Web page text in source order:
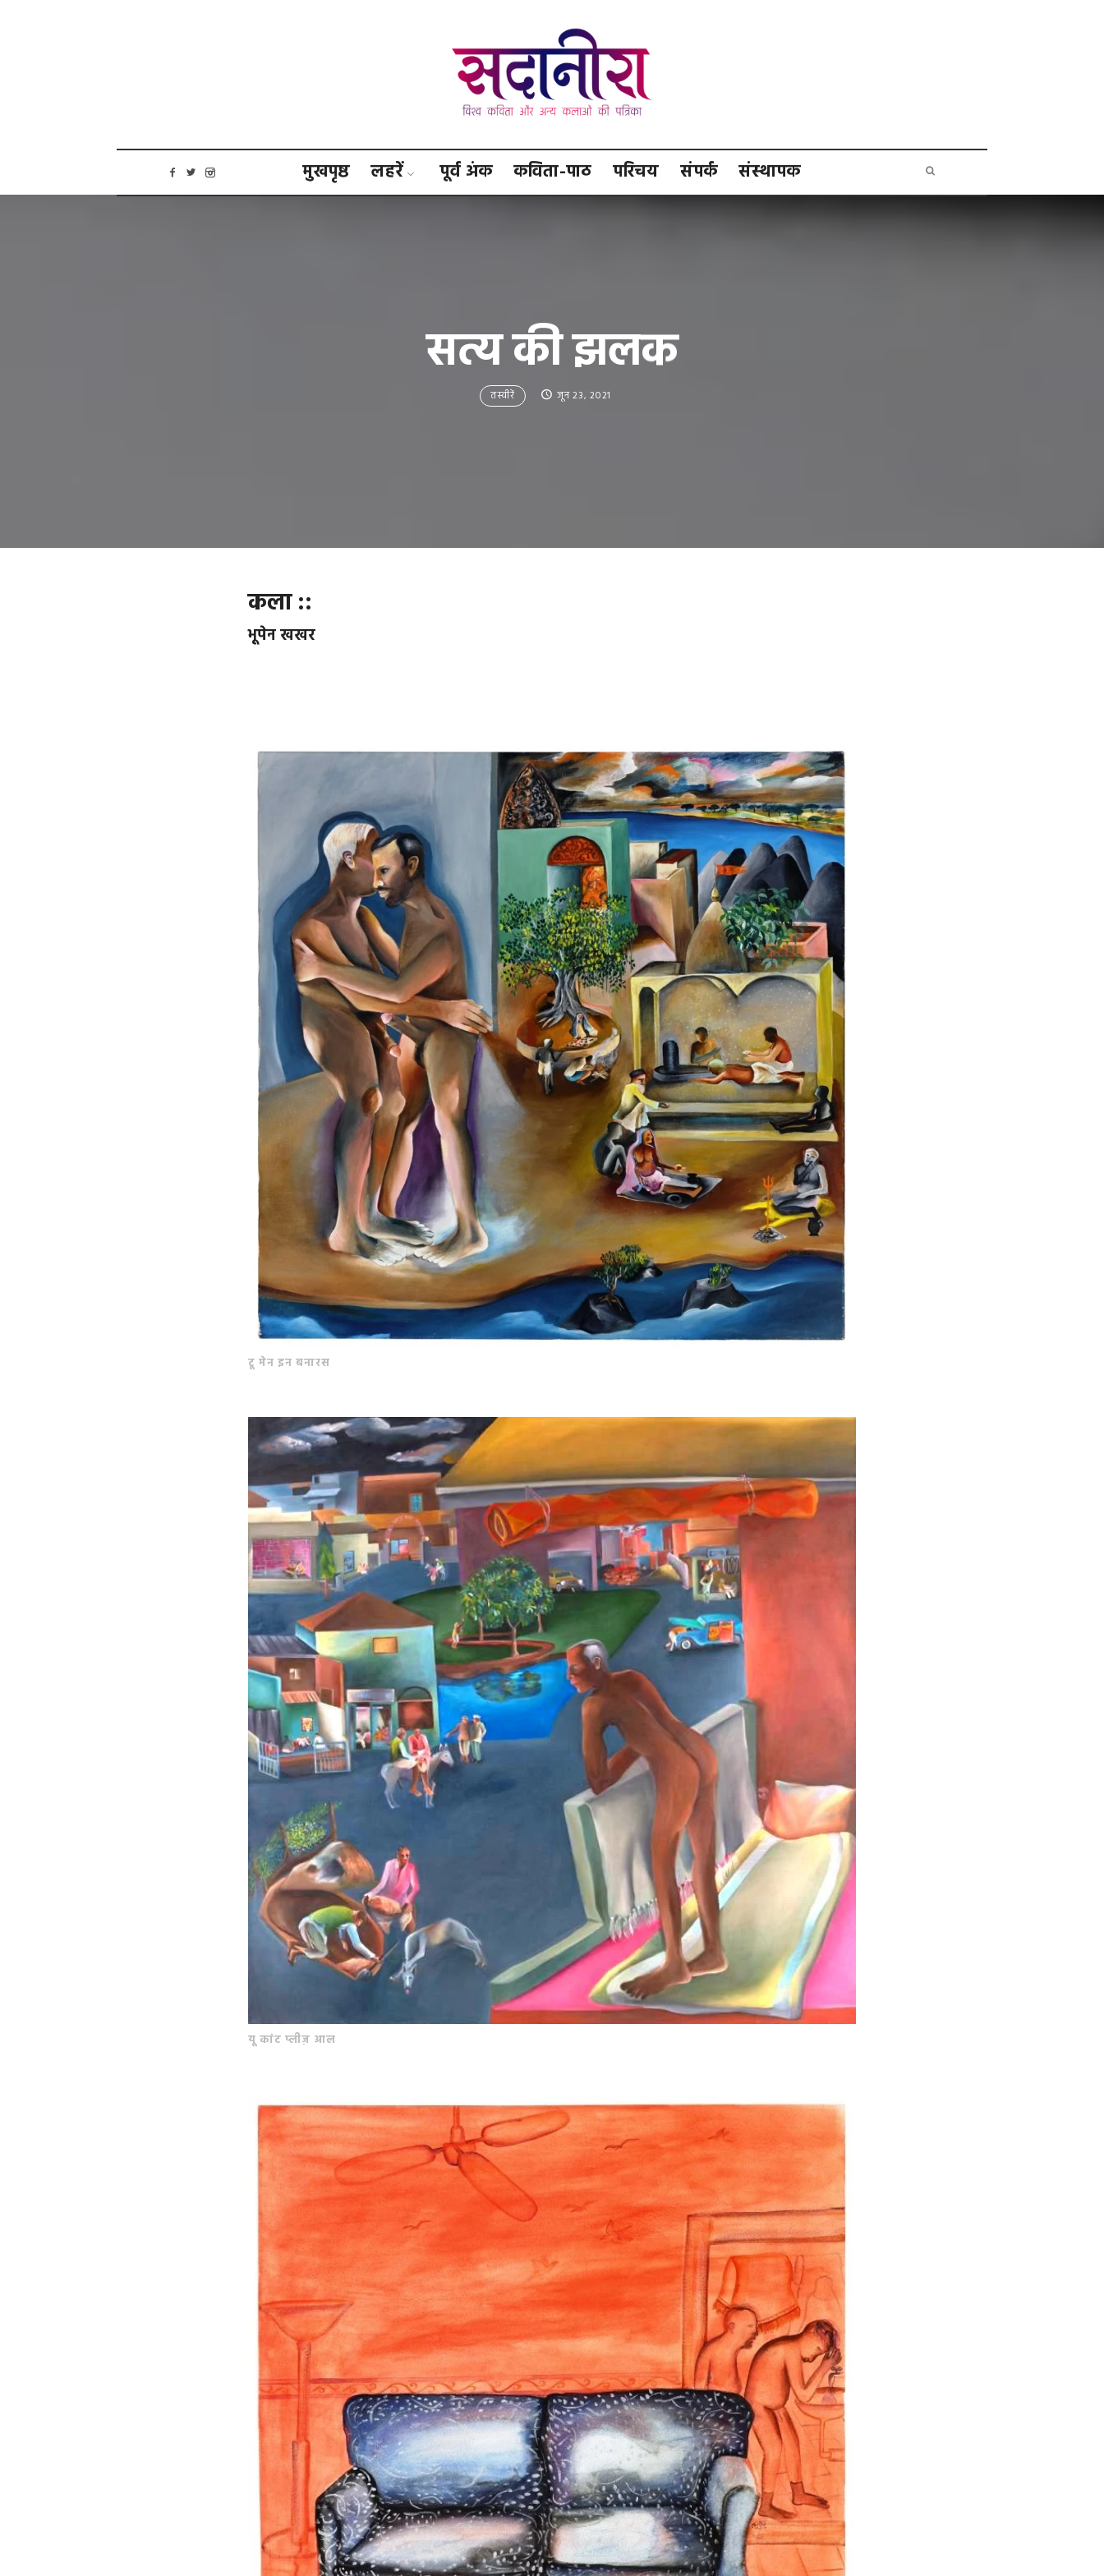
मुखपृष्ठ लहरें पूर्व अंक कविता-पाठ परिचय संपर्क संस्थापक
सत्य की झलक
तस्वीरें जून 23, 2021
कला ::
भूपेन खखर
टू मेन इन बनारस
यू कांट प्लीज़ आल